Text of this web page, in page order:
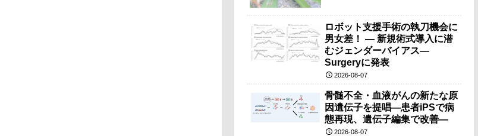
ロボット支援手術の執刀機会に
男女差！ — 新規術式導入に潜
むジェンダーバイアス—
Surgeryに発表
2026-08-07
骨髄不全・血液がんの新たな原
因遺伝子を提唱―患者iPSで病
態再現、遺伝子編集で改善―
2026-08-07